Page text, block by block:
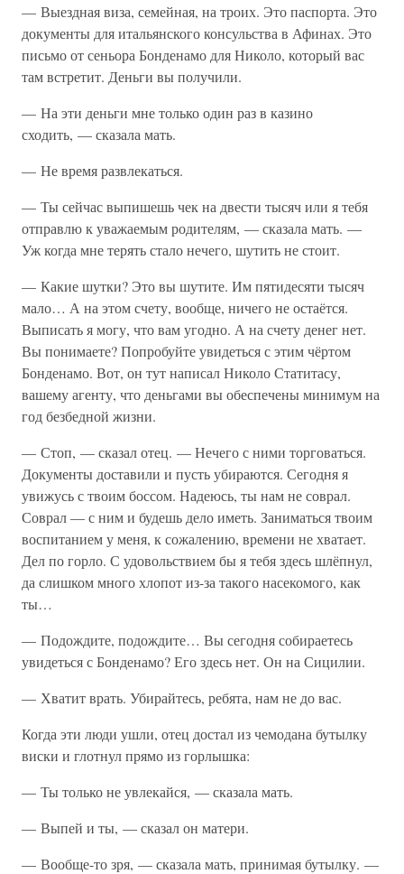
— Выездная виза, семейная, на троих. Это паспорта. Это
документы для итальянского консульства в Афинах. Это
письмо от сеньора Бонденамо для Николо, который вас
там встретит. Деньги вы получили.
— На эти деньги мне только один раз в казино
сходить, — сказала мать.
— Не время развлекаться.
— Ты сейчас выпишешь чек на двести тысяч или я тебя
отправлю к уважаемым родителям, — сказала мать. —
Уж когда мне терять стало нечего, шутить не стоит.
— Какие шутки? Это вы шутите. Им пятидесяти тысяч
мало… А на этом счету, вообще, ничего не остаётся.
Выписать я могу, что вам угодно. А на счету денег нет.
Вы понимаете? Попробуйте увидеться с этим чёртом
Бонденамо. Вот, он тут написал Николо Статитасу,
вашему агенту, что деньгами вы обеспечены минимум на
год безбедной жизни.
— Стоп, — сказал отец. — Нечего с ними торговаться.
Документы доставили и пусть убираются. Сегодня я
увижусь с твоим боссом. Надеюсь, ты нам не соврал.
Соврал — с ним и будешь дело иметь. Заниматься твоим
воспитанием у меня, к сожалению, времени не хватает.
Дел по горло. С удовольствием бы я тебя здесь шлёпнул,
да слишком много хлопот из-за такого насекомого, как
ты…
— Подождите, подождите… Вы сегодня собираетесь
увидеться с Бонденамо? Его здесь нет. Он на Сицилии.
— Хватит врать. Убирайтесь, ребята, нам не до вас.
Когда эти люди ушли, отец достал из чемодана бутылку
виски и глотнул прямо из горлышка:
— Ты только не увлекайся, — сказала мать.
— Выпей и ты, — сказал он матери.
— Вообще-то зря, — сказала мать, принимая бутылку. —